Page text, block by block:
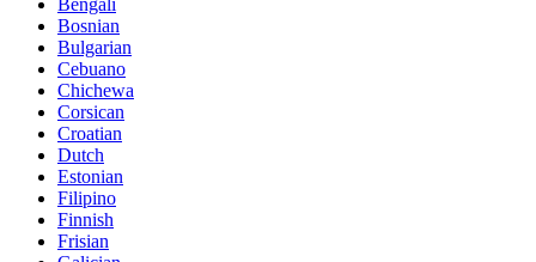
Bosnian
Bulgarian
Cebuano
Chichewa
Corsican
Croatian
Dutch
Estonian
Filipino
Finnish
Frisian